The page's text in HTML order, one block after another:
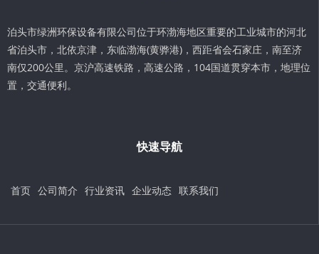
泊头市绿洲环保设备有限公司位于环渤海地区重要的工业城市的河北
省泊头市，北依京津，东临渤海(黄骅港)，西距省会石家庄，南至济
南仅200公里。京沪高速铁路，高速公路，104国道贯穿本市，地理位
置，交通便利。
快速导航
首页 公司简介 行业资讯 企业动态 联系我们